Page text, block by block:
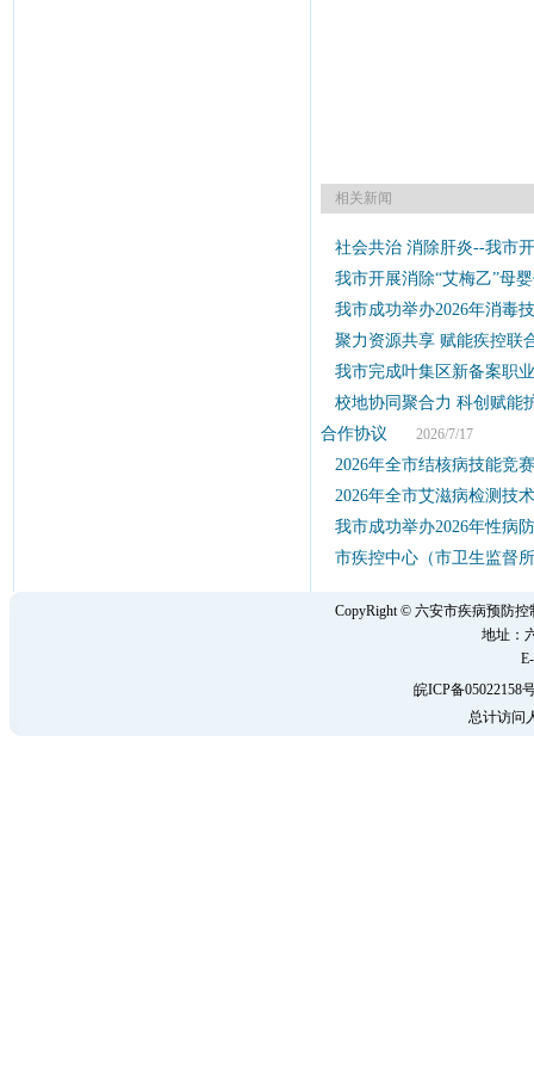
相关新闻
社会共治 消除肝炎--我市
我市开展消除“艾梅乙”母
我市成功举办2026年消毒
聚力资源共享 赋能疾控联
我市完成叶集区新备案职
校地协同聚合力 科创赋能
合作协议 2026/7/17
2026年全市结核病技能竞
2026年全市艾滋病检测技
我市成功举办2026年性病
市疾控中心（市卫生监督
CopyRight © 六安市疾病预防
地址：
皖ICP备05022158
总计访问